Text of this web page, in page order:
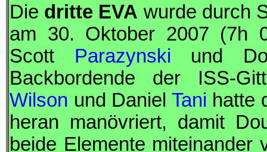
Die dritte EVA wurde durch
am 30. Oktober 2007 (7h
Scott Parazynski und
Backbordende der ISS-
Wilson und Daniel Tani hatte
heran manövriert, damit
beide Elemente miteinander